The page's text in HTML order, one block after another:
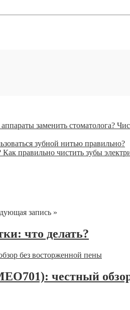
зубной нитью правильно?
Как правильно чистить зубы
запись »
что делать?
честный